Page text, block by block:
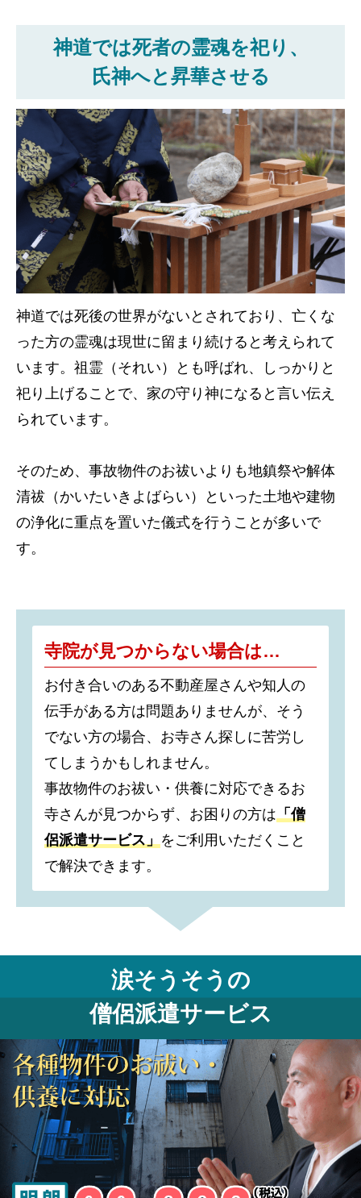
神道では死者の霊魂を祀り、
氏神へと昇華させる
神道では死後の世界がないとされており、亡くな
った方の霊魂は現世に留まり続けると考えられて
います。祖霊（それい）とも呼ばれ、しっかりと
祀り上げることで、家の守り神になると言い伝え
られています。
そのため、事故物件のお祓いよりも地鎮祭や解体
清祓（かいたいきよばらい）といった土地や建物
の浄化に重点を置いた儀式を行うことが多いで
す。
寺院が見つからない場合は…
お付き合いのある不動産屋さんや知人の
伝手がある方は問題ありませんが、そう
でない方の場合、お寺さん探しに苦労し
てしまうかもしれません。
事故物件のお祓い・供養に対応できるお
寺さんが見つからず、お困りの方は 「僧
侶派遣サービス」 をご利用いただくこと
で解決できます。
涙そうそうの
僧侶派遣サービス